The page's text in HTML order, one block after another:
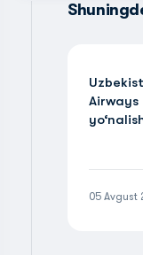
Airways
05 Avgust